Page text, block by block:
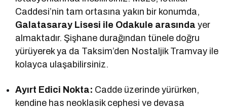
Caddesi’nin tam ortasına yakın bir konumda,
Galatasaray Lisesi ile Odakule arasında yer
almaktadır. Şişhane durağından tünele doğru
yürüyerek ya da Taksim’den Nostaljik Tramvay ile
kolayca ulaşabilirsiniz.
Ayırt Edici Nokta: Cadde üzerinde yürürken,
kendine has neoklasik cephesi ve devasa